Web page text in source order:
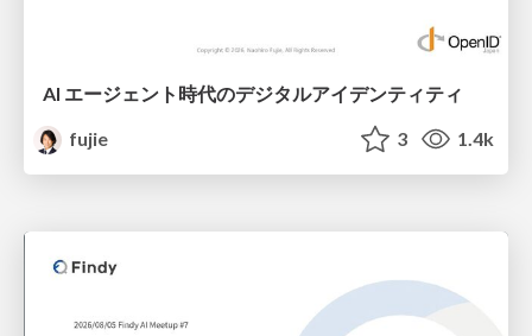
AI エージェント時代のデジタルアイデンティティ
fujie
3 1.4k